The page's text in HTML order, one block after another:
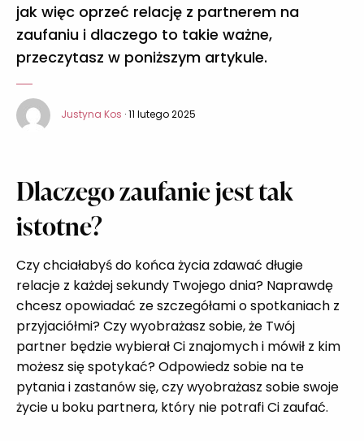
jak więc oprzeć relację z partnerem na
zaufaniu i dlaczego to takie ważne,
przeczytasz w poniższym artykule.
Justyna Kos · 11 lutego 2025
Dlaczego zaufanie jest tak
istotne?
Czy chciałabyś do końca życia zdawać długie
relacje z każdej sekundy Twojego dnia? Naprawdę
chcesz opowiadać ze szczegółami o spotkaniach z
przyjaciółmi? Czy wyobrażasz sobie, że Twój
partner będzie wybierał Ci znajomych i mówił z kim
możesz się spotykać? Odpowiedz sobie na te
pytania i zastanów się, czy wyobrażasz sobie swoje
życie u boku partnera, który nie potrafi Ci zaufać.